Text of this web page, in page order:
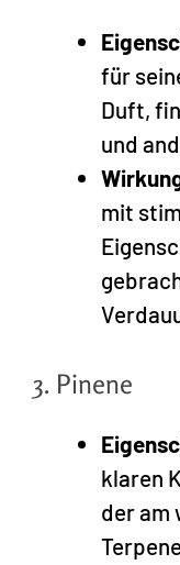
für
Duft,
und
mit
3. Pinene
klaren
der am